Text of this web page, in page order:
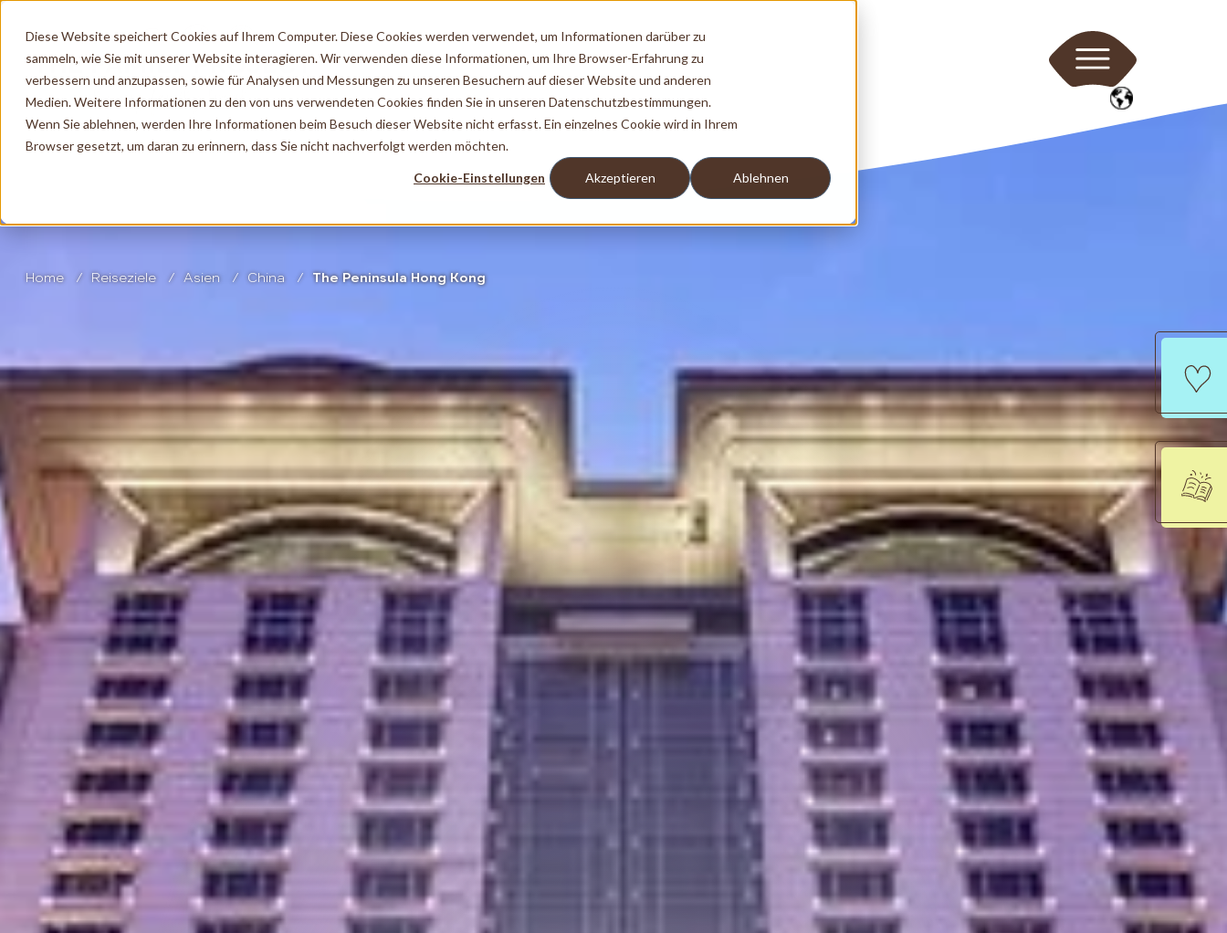
Diese Website speichert Cookies auf Ihrem Computer. Diese Cookies werden verwendet, um Informationen darüber zu
sammeln, wie Sie mit unserer Website interagieren. Wir verwenden diese Informationen, um Ihre Browser-Erfahrung zu
verbessern und anzupassen, sowie für Analysen und Messungen zu unseren Besuchern auf dieser Website und anderen
Medien. Weitere Informationen zu den von uns verwendeten Cookies finden Sie in unseren Datenschutzbestimmungen.
Wenn Sie ablehnen, werden Ihre Informationen beim Besuch dieser Website nicht erfasst. Ein einzelnes Cookie wird in Ihrem
Browser gesetzt, um daran zu erinnern, dass Sie nicht nachverfolgt werden möchten.
Cookie-Einstellungen Akzeptieren Ablehnen
Home Reiseziele Asien China The Peninsula Hong Kong